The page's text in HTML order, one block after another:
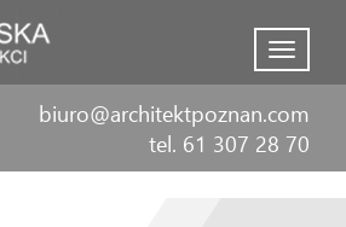
Menu
biuro@architektpoznan.com
tel. 61 307 28 70